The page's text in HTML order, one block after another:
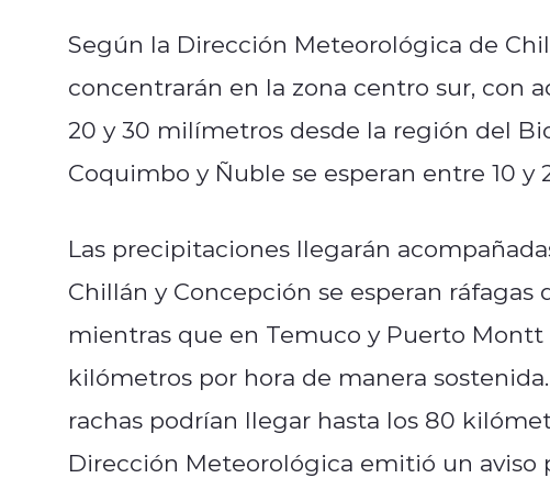
Según la Dirección Meteorológica de
concentrarán en la zona centro sur, con
20 y 30 milímetros desde la región del
Coquimbo y Ñuble se esperan entre 10 y
Las precipitaciones llegarán
Chillán y Concepción se esperan
mientras que en Temuco y Puerto
kilómetros por hora de manera
rachas podrían llegar hasta los 80
Dirección Meteorológica emitió un